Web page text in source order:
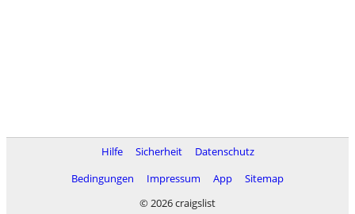
Hilfe Sicherheit
Datenschutz
Bedingungen
Impressum App
Sitemap
© 2026 craigslist